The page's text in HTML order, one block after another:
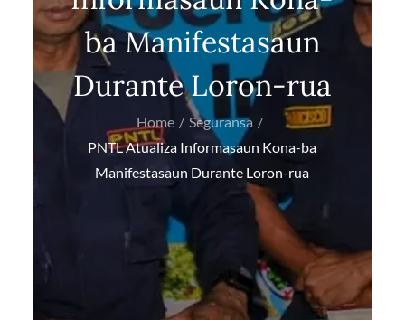
ba Manifestasaun
Durante Loron-rua
Home
Seguransa
PNTL Atualiza Informasaun Kona-ba
Manifestasaun Durante Loron-rua